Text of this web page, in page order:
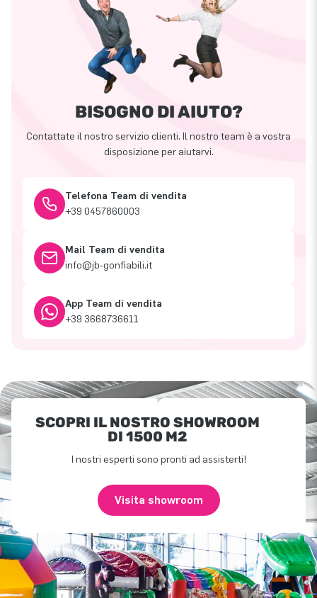
BISOGNO DI AIUTO?
Contattate il nostro servizio clienti. Il nostro team è a vostra
disposizione per aiutarvi.
Telefona Team di vendita
+39 0457860003
Mail Team di vendita
info@jb-gonfiabili.it
App Team di vendita
+39 3668736611
SCOPRI IL NOSTRO SHOWROOM
DI 1500 M2
I nostri esperti sono pronti ad assisterti!
Visita showroom